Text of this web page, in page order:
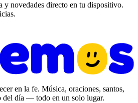
novedades directo en tu dispositivo.
en la fe. Música, oraciones, santos,
del día — todo en un solo lugar.